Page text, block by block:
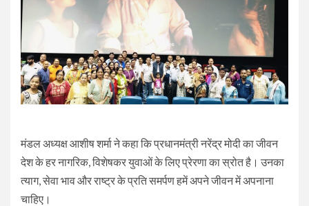
मंडल अध्यक्ष आशीष शर्मा ने कहा कि प्रधानमंत्री नरेंद्र मोदी का जीवन
देश के हर नागरिक, विशेषकर युवाओं के लिए प्रेरणा का स्रोत है। उनका
त्याग, सेवा भाव और राष्ट्र के प्रति समर्पण हमें अपने जीवन में अपनाना
चाहिए।